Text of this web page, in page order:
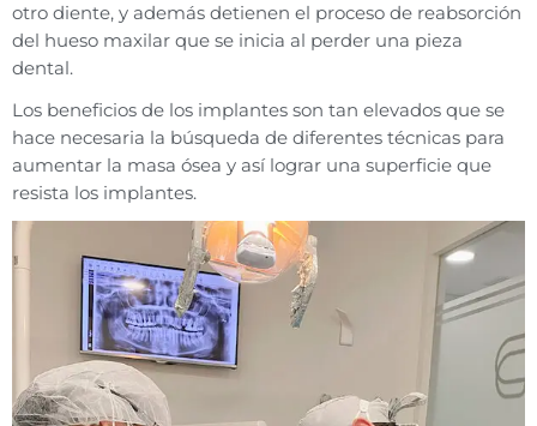
otro diente, y además detienen el proceso de reabsorción
del hueso maxilar que se inicia al perder una pieza
dental.
Los beneficios de los implantes son tan elevados que se
hace necesaria la búsqueda de diferentes técnicas para
aumentar la masa ósea y así lograr una superficie que
resista los implantes.